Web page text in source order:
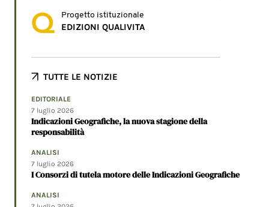
Progetto istituzionale
EDIZIONI QUALIVITA
TUTTE LE NOTIZIE
EDITORIALE
7 luglio 2026
Indicazioni Geografiche, la nuova stagione della
responsabilità
ANALISI
7 luglio 2026
I Consorzi di tutela motore delle Indicazioni Geografiche
ANALISI